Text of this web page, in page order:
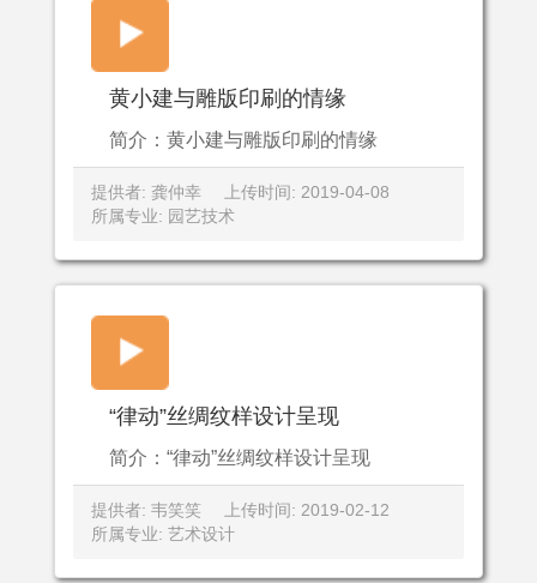
黄小建与雕版印刷的情缘
简介：黄小建与雕版印刷的情缘
提供者: 龚仲幸
上传时间: 2019-04-08
所属专业: 园艺技术
“律动”丝绸纹样设计呈现
简介：“律动”丝绸纹样设计呈现
提供者: 韦笑笑
上传时间: 2019-02-12
所属专业: 艺术设计